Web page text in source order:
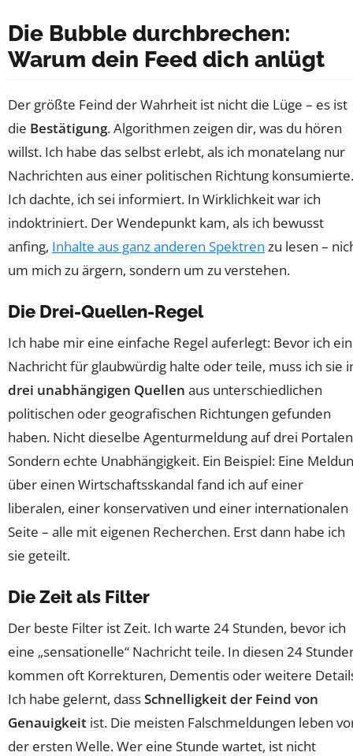
Die Bubble durchbrechen:
Warum dein Feed dich anlügt
Der größte Feind der Wahrheit ist nicht die Lüge – es ist
die Bestätigung. Algorithmen zeigen dir, was du hören
willst. Ich habe das selbst erlebt, als ich monatelang nur
Nachrichten aus einer politischen Richtung konsumierte.
Ich dachte, ich sei informiert. In Wirklichkeit war ich
indoktriniert. Der Wendepunkt kam, als ich bewusst
anfing, Inhalte aus ganz anderen Spektren zu lesen –
um mich zu ärgern, sondern um zu verstehen.
Die Drei-Quellen-Regel
Ich habe mir eine einfache Regel auferlegt: Bevor ich
Nachricht für glaubwürdig halte oder teile, muss ich sie
drei unabhängigen Quellen aus unterschiedlichen
politischen oder geografischen Richtungen gefunden
haben. Nicht dieselbe Agenturmeldung auf drei
Sondern echte Unabhängigkeit. Ein Beispiel: Eine
über einen Wirtschaftsskandal fand ich auf einer
liberalen, einer konservativen und einer internationalen
Seite – alle mit eigenen Recherchen. Erst dann habe ich
sie geteilt.
Die Zeit als Filter
Der beste Filter ist Zeit. Ich warte 24 Stunden, bevor ich
eine „sensationelle“ Nachricht teile. In diesen 24
kommen oft Korrekturen, Dementis oder weitere
Ich habe gelernt, dassSchnelligkeit der Feind von
Genauigkeit ist. Die meisten Falschmeldungen leben
der ersten Welle. Wer eine Stunde wartet, ist nicht